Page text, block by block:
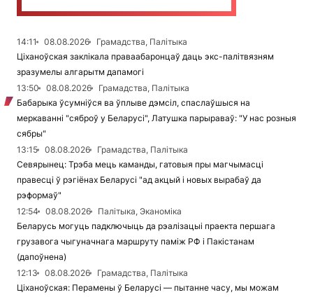
14:11 08.08.2026
Грамадства, Палітыка
Ціханоўская заклікала праваабаронцаў даць экс-палітвязням
зразумелы алгарытм дапамогі
13:50
08.08.2026
Грамадства, Палітыка
Бабарыка ўсумніўся ва ўплыве дэмсіл, спаслаўшыся на
меркаванні "сяброў у Беларусі", Латушка парыраваў: "У нас розныя
сябры"
13:15
08.08.2026
Грамадства, Палітыка
Севярынец: Трэба мець каманды, гатовыя пры магчымасці
правесці ў рэгіёнах Беларусі "ад акцый і новых вырабаў да
рэформаў"
12:54
08.08.2026
Палітыка, Эканоміка
Беларусь могуць падключыць да рэалізацыі праекта першага
грузавога чыгуначнага маршруту паміж РФ і Пакістанам
(дапоўнена)
12:13
08.08.2026
Грамадства, Палітыка
Ціханоўская: Перамены ў Беларусі — пытанне часу, мы можам